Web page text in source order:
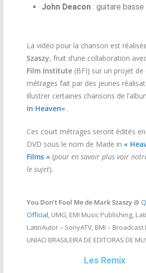
John Deacon: guitare basse
La vidéo pour la chanson est
Szaszy, fruit d’une collaboration
Film Institute(BFI) sur un projet de
métrages fait par des jeunes
illustrer certaines chansons de
in Heaven« .
Ces court métrages seront édités en
DVD sous le nom de Made in «
Films » (pour en savoir plus voir
le sujet).
You Don’t Fool Me de Mark Szaszy@
Official, UMG, EMI Music Publishing,
LatinAutor – SonyATV, BMI – Broadcast
UNIAO BRASILEIRA DE EDITORAS DE
Les Remix